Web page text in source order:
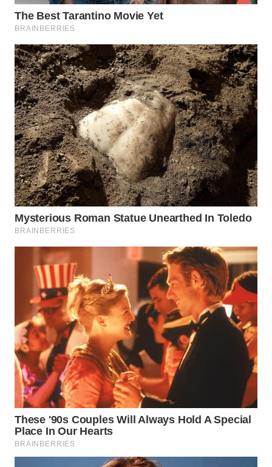
WN
PRIANGAN
WN
SEMARANG
WN
SOLO
WN
BOROBUDUR
WN
MADURA
WN
SURABAYA
WN
NATUNA
WN
BINTAN
WN
MANDALIKA
WN
LIKUPANG